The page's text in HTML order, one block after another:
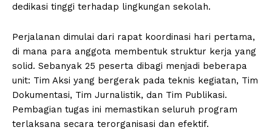
dedikasi tinggi terhadap lingkungan sekolah.
Perjalanan dimulai dari rapat koordinasi hari pertama,
di mana para anggota membentuk struktur kerja yang
solid. Sebanyak 25 peserta dibagi menjadi beberapa
unit: Tim Aksi yang bergerak pada teknis kegiatan, Tim
Dokumentasi, Tim Jurnalistik, dan Tim Publikasi.
Pembagian tugas ini memastikan seluruh program
terlaksana secara terorganisasi dan efektif.